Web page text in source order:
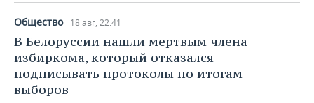
Общество 18 авг, 22:41
В Белоруссии нашли мертвым члена
избиркома, который отказался
подписывать протоколы по итогам
выборов